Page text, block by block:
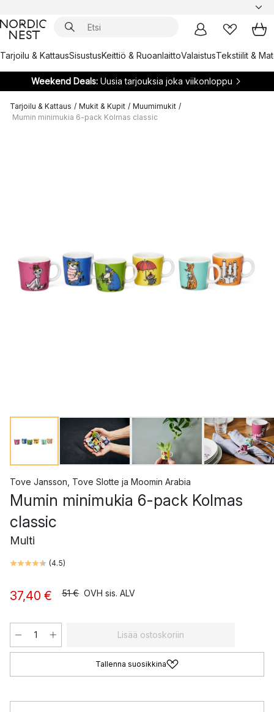
Tarjoilu & KattausSisustusKeittiö & RuoanlaittoValaistusTekstiilit &
Weekend Deals:Uusia tarjouksia joka viikonloppu
Tarjoilu & Kattaus / Mukit & Kupit / Muumimukit /
Mumin minimukia 6-pack Kolmas classic
Tove Jansson Tove Slotte ja Moomin Arabia
Mumin minimukia 6-pack Kolmas
classic
Multi
(4.5)
37,40 € 51 € OVH sis. ALV
Lisää ostoskoriin
Tallenna suosikkina